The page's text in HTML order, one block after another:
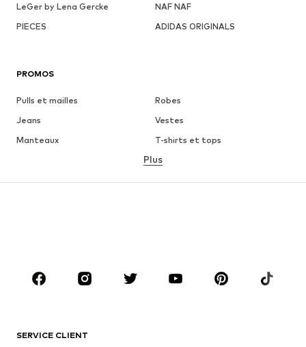
LeGer by Lena Gercke
NAF NAF
PIECES
ADIDAS ORIGINALS
PROMOS
Pulls et mailles
Robes
Jeans
Vestes
Manteaux
T-shirts et tops
Lingerie
Accessoires
Premium
Nouveautés
Plus
SERVICE CLIENT